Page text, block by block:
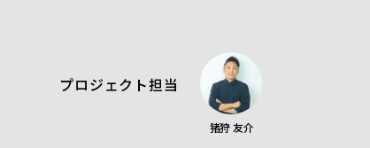
プロジェクト担当
猪狩 友介